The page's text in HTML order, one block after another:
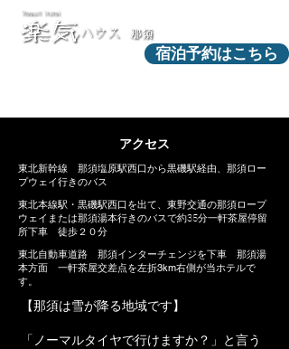
宿泊予約はこちら
アクセス
東北新幹線 那須塩原駅西口から黒磯駅経由、那須ロー
プウェイ行きのバス
東北本線駅・黒磯駅西口を出て、東野交通の那須ロープ
ウェイまたは那須湯本行きのバスで約35分一軒茶屋停留
所下車 徒歩２０分
東北自動車道路 那須インターチェンジを下車 那須湯
本方面 一軒茶屋交差点を左折3km右側が当ホテルで
す。
【那須は雪が降る地域です】
「ノーマルタイヤで行けますか？」と言う